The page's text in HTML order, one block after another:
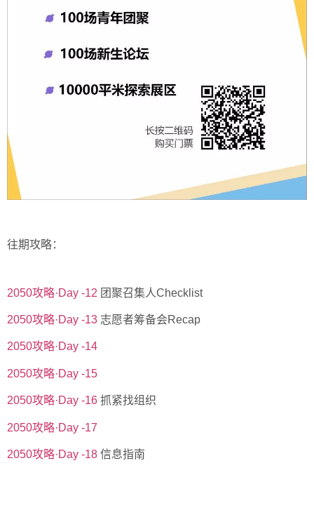
往期攻略：
2050攻略·Day -12 团聚召集人Checklist
2050攻略·Day -13 志愿者筹备会Recap
2050攻略·Day -14
2050攻略·Day -15
2050攻略·Day -16 抓紧找组织
2050攻略·Day -17
2050攻略·Day -18 信息指南